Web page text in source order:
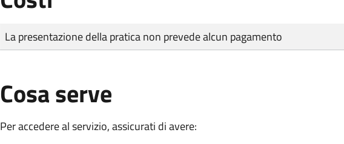
Tipo di pagamento
Importo
La presentazione della pratica non prevede alcun pagamento
Cosa serve
Per accedere al servizio, assicurati di avere: